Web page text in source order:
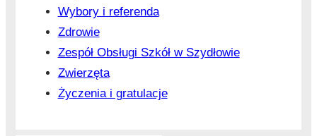
Wybory i referenda
Zdrowie
Zespół Obsługi Szkół w Szydłowie
Zwierzęta
Życzenia i gratulacje